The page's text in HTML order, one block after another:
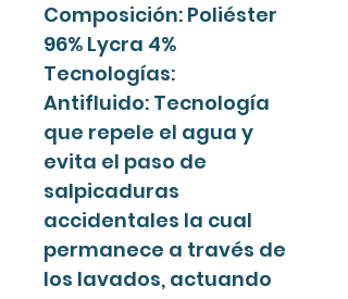
Composición: Poliéster
96% Lycra 4%
Tecnologías:
Antifluido: Tecnología
que repele el agua y
evita el paso de
salpicaduras
accidentales la cual
permanece a través de
los lavados, actuando